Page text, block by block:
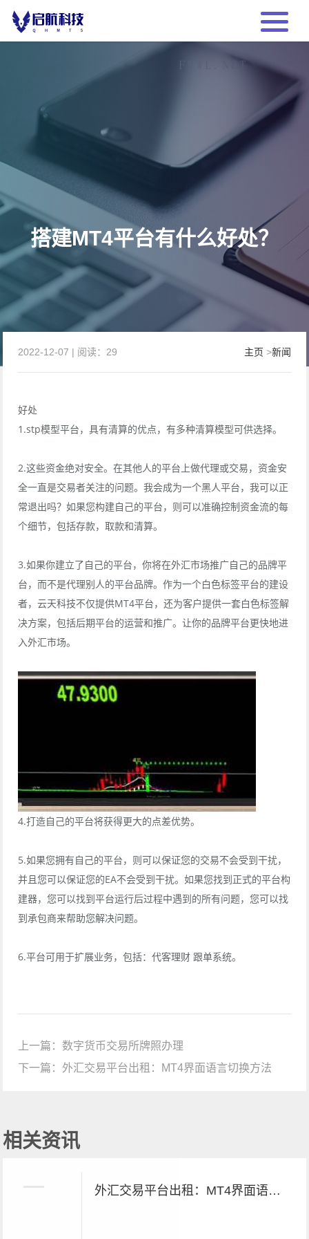
搭建MT4平台有什么好处？
主页 >新闻
2022-12-07 | 阅读：29
好处
1.stp模型平台，具有清算的优点，有多种清算模型可供选择。
2.这些资金绝对安全。在其他人的平台上做代理或交易，资金安
全一直是交易者关注的问题。我会成为一个黑人平台，我可以正
常退出吗？如果您构建自己的平台，则可以准确控制资金流的每
个细节，包括存款，取款和清算。
3.如果你建立了自己的平台，你将在外汇市场推广自己的品牌平
台，而不是代理别人的平台品牌。作为一个白色标签平台的建设
者，云天科技不仅提供MT4平台，还为客户提供一套白色标签解
决方案，包括后期平台的运营和推广。让你的品牌平台更快地进
入外汇市场。
4.打造自己的平台将获得更大的点差优势。
5.如果您拥有自己的平台，则可以保证您的交易不会受到干扰，
并且您可以保证您的EA不会受到干扰。如果您找到正式的平台构
建器，您可以找到平台运行后过程中遇到的所有问题，您可以找
到承包商来帮助您解决问题。
6.平台可用于扩展业务，包括：代客理财 跟单系统。
上一篇： 数字货币交易所牌照办理
下一篇： 外汇交易平台出租：MT4界面语言切换方法
相关资讯
外汇交易平台出租：MT4界面语言切换方法